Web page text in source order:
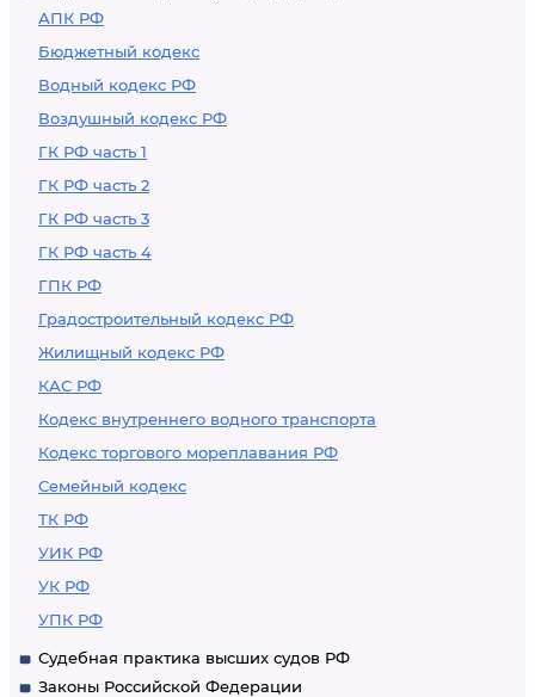
АПК РФ
Бюджетный кодекс
Водный кодекс РФ
Воздушный кодекс РФ
ГК РФ часть 1
ГК РФ часть 2
ГК РФ часть 3
ГК РФ часть 4
ГПК РФ
Градостроительный кодекс РФ
Жилищный кодекс РФ
КАС РФ
Кодекс внутреннего водного транспорта
Кодекс торгового мореплавания РФ
Семейный кодекс
ТК РФ
УИК РФ
УК РФ
УПК РФ
Судебная практика высших судов РФ
Законы Российской Федерации